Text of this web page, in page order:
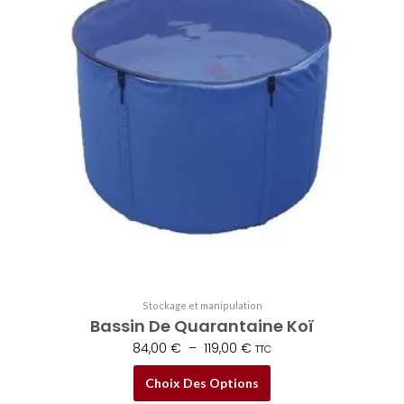
Stockage et manipulation
Bassin De Quarantaine Koï
84,00 € – 119,00 €
84,00 €
119,00 €
TTC
Choix Des Options
variations.
Les
options